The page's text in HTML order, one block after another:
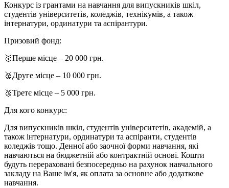
Конкурс із грантами на навчання для випускників шкіл,
студентів університетів, коледжів, технікумів, а також
інтернатури, ординатури та аспірантури.
Призовий фонд:
🥇Перше місце – 20 000 грн.
🥈Друге місце – 10 000 грн.
🥉Третє місце – 5 000 грн.
Для кого конкурс:
Для випускників шкіл, студентів університетів, академій, а
також інтернатури, ординатури та аспіранти, студентів
коледжів тощо. Денної або заочної форми навчання, які
навчаються на бюджетній або контрактній основі. Кошти
будуть перераховані безпосередньо на рахунок навчального
закладу на Ваше ім'я, як оплата за основне або додаткове
навчання.